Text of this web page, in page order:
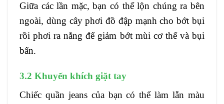
Giữa các lần mặc, bạn có thể lộn chúng ra bên
ngoài, dùng cây phơi đồ đập mạnh cho bớt bụi
rồi phơi ra nắng để giảm bớt mùi cơ thể và bụi
bẩn.
3.2 Khuyến khích giặt tay
Chiếc quần jeans của bạn có thể làm lẫn màu